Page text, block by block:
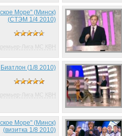
Море" (Минск)
(СТЭМ 1/4 2010)
Лига МС КВН
Биатлон (1/8 2010)
Лига МС КВН
Море" (Минск)
(визитка 1/8 2010)